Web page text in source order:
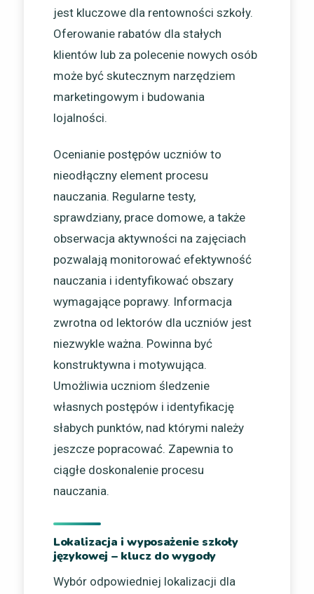
jest kluczowe dla rentowności szkoły.
Oferowanie rabatów dla stałych
klientów lub za polecenie nowych osób
może być skutecznym narzędziem
marketingowym i budowania
lojalności.
Ocenianie postępów uczniów to
nieodłączny element procesu
nauczania. Regularne testy,
sprawdziany, prace domowe, a także
obserwacja aktywności na zajęciach
pozwalają monitorować efektywność
nauczania i identyfikować obszary
wymagające poprawy. Informacja
zwrotna od lektorów dla uczniów jest
niezwykle ważna. Powinna być
konstruktywna i motywująca.
Umożliwia uczniom śledzenie
własnych postępów i identyfikację
słabych punktów, nad którymi należy
jeszcze popracować. Zapewnia to
ciągłe doskonalenie procesu
nauczania.
Lokalizacja i wyposażenie szkoły
językowej – klucz do wygody
Wybór odpowiedniej lokalizacji dla